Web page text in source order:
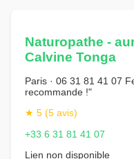
Naturopathe -
Calvine Tonga
Paris · 06 31 81 41 07
recommande !"
★ 5 (5 avis)
+33 6 31 81 41 07
Lien non disponible